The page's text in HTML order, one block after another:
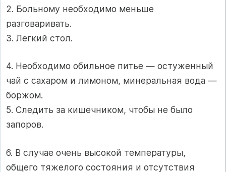
2. Больному необходимо меньше
разговаривать.
3. Легкий стол.
4. Необходимо обильное питье — остуженный
чай с сахаром и лимоном, минеральная вода —
боржом.
5. Следить за кишечником, чтобы не было
запоров.
6. В случае очень высокой температуры,
общего тяжелого состояния и отсутствия